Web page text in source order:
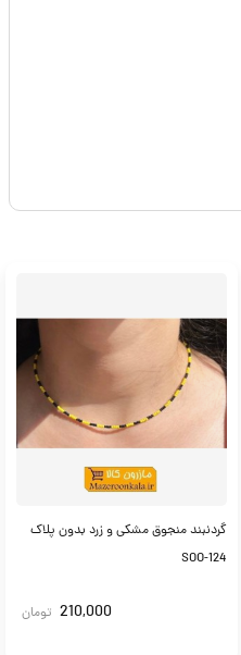
گردنبند منجوق مشکی و زرد بدون پلاک
SOO-124
210,000 تومان